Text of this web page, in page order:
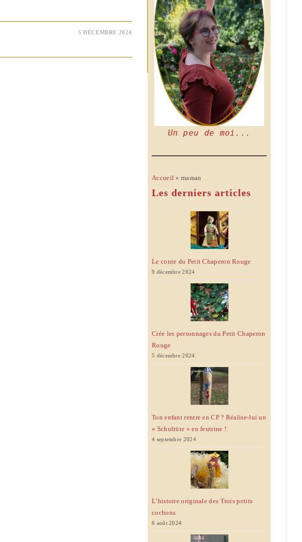
5 DÉCEMBRE 2024
Un peu de moi...
Accueil »maman
Les derniers articles
Le conte du Petit Chaperon Rouge
9 décembre 2024
Crée les personnages du Petit Chaperon
Rouge
5 décembre 2024
Ton enfant rentre en CP ? Réalise-lui un
« Schultüte » en feutrine !
4 septembre 2024
L’histoire originale des Trois petits
cochons
6 août 2024